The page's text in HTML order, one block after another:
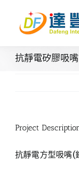
content
抗靜電矽膠吸嘴
Project
抗靜電方型吸嘴